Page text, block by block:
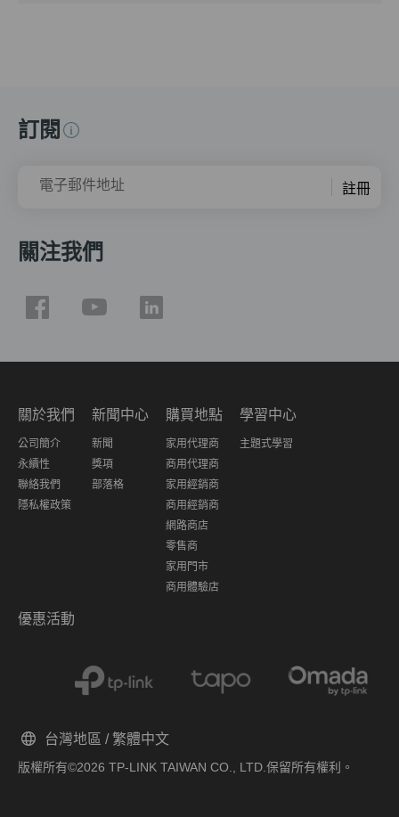
訂閱
電子郵件地址 註冊
關注我們
關於我們
公司簡介
永續性
聯絡我們
隱私權政策
新聞中心
新聞
獎項
部落格
購買地點
家用代理商
商用代理商
家用經銷商
商用經銷商
網路商店
零售商
家用門市
商用體驗店
學習中心
主題式學習
優惠活動
版權所有©2026 TP-LINK TAIWAN CO., LTD.保留所有權利。
台灣地區 / 繁體中文